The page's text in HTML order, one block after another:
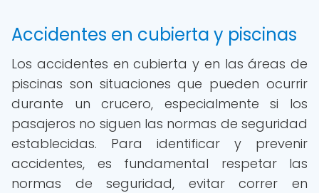
Accidentes en cubierta y piscinas
Los accidentes en cubierta y en las áreas de
piscinas son situaciones que pueden ocurrir
durante un crucero, especialmente si los
pasajeros no siguen las normas de seguridad
establecidas. Para identificar y prevenir
accidentes, es fundamental respetar las
normas de seguridad, evitar correr en